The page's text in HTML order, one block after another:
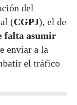
del
(CGPJ), el de
falta asumir
enviar a la
el tráfico